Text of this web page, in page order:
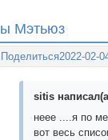
Мэтьюз
Поделиться2022-02-
sitis
неее ....я по
вот весь